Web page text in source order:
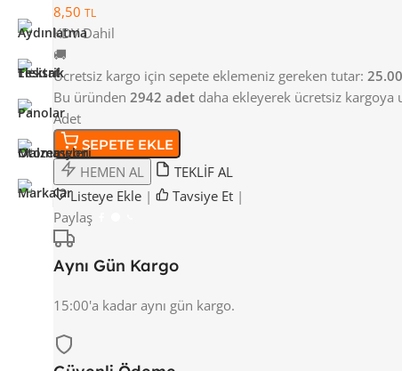
8,50 TL
KDV Dahil
🚚
Ücretsiz kargo için sepete eklemeniz gereken tutar:
Bu üründen 2942 adet daha ekleyerek ücretsiz kargoya
Adet
SEPETE EKLE
HEMEN AL
TEKLİF AL
Listeye Ekle | Tavsiye Et |
Paylaş
Aynı Gün Kargo
15:00'a kadar aynı gün kargo.